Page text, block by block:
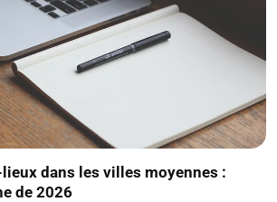
dans les villes moyennes :
de 2026